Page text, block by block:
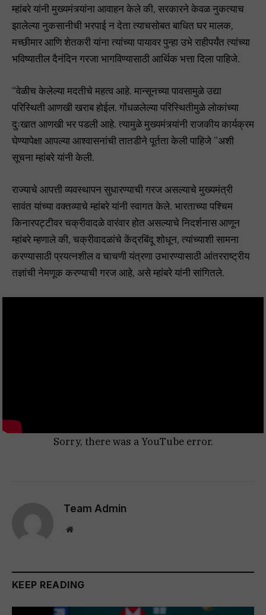
म्हांबरे यांनी मुख्यमंत्र्यांना आवाहन केले की, सरकारने केवळ नुकत्याच
झालेल्या नुकसानीची भरपाई न देता त्याचसोबत बाधित घर मालक,
मच्छीमार आणि शेतकरी यांना त्यांच्या पायावर पुन्हा उभे राहीपर्यंत त्यांच्या
भविष्यातील दैनंदिन गरजा भागविण्यासाठी आर्थिक भत्ता दिला पाहिजे.
“वेळीच केलेल्या मदतीचे महत्व आहे. मान्सूनच्या पावसामुळे उद्या
परिस्थिती आणखी खराब होईल. गोंधळलेल्या परिस्थितीमुळे लोकांच्या
दुःखात आणखी भर पडली आहे. त्यामुळे मुख्यमंत्र्यांनी राजकीय कार्यक्रम
घेण्यापेक्षा आपल्या आश्वासनांची तातडीने पूर्तता केली पाहिजे ”अशी
सूचना म्हांबरे यांनी केली.
राज्याचे आपत्ती व्यवस्थापन सुधारण्याची गरज असल्याचे मुख्यमंत्री
सावंत यांच्या वक्तव्याचे म्हांबरे यांनी स्वागत केले. भारताच्या पश्चिम
किनारपट्टीवर चक्रीवादळे वारंवार होत असल्याचे निदर्शनास आणून
म्हांबरे म्हणाले की, चक्रीवादळांचे केंद्रबिंदू शोधून, त्यांच्याशी सामना
करण्यासाठी प्रयत्नशील व चाचणी यंत्रणा उभारण्यासाठी आंतरराष्ट्रीय
तज्ञांची नेमणूक करण्याची गरज आहे, असे म्हांबरे यांनी सांगितले.
Sorry, there was a YouTube error.
Team Admin
Website
KEEP READING